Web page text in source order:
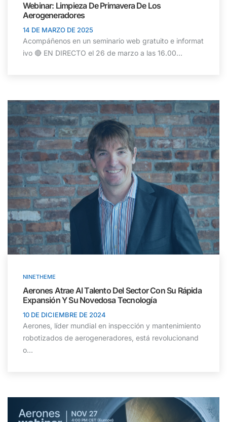
Webinar: Limpieza De Primavera De Los
Aerogeneradores
14 DE MARZO DE 2025
Acompáñenos en un seminario web gratuito e informat
ivo 🔴 EN DIRECTO el 26 de marzo a las 16.00...
NINETHEME
Aerones Atrae Al Talento Del Sector Con Su Rápida
Expansión Y Su Novedosa Tecnología
10 DE DICIEMBRE DE 2024
Aerones, líder mundial en inspección y mantenimiento
robotizados de aerogeneradores, está revolucionand
o...